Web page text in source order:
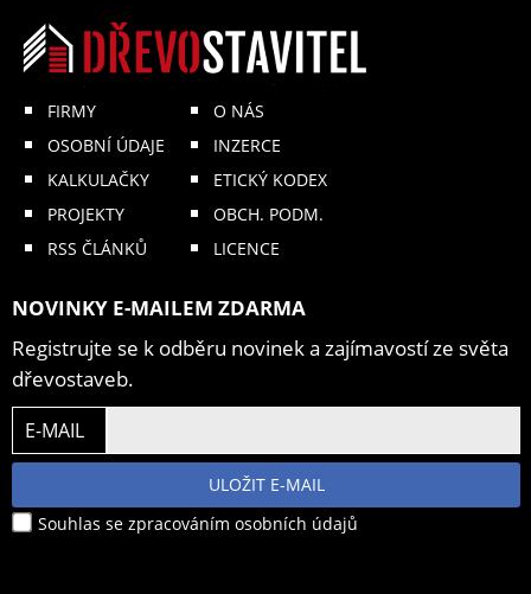
FIRMY
OSOBNÍ ÚDAJE
KALKULAČKY
PROJEKTY
RSS ČLÁNKŮ
O NÁS
INZERCE
ETICKÝ KODEX
OBCH. PODM.
LICENCE
NOVINKY E-MAILEM ZDARMA
Registrujte se k odběru novinek a zajímavostí ze světa
dřevostaveb.
E-MAIL
ULOŽIT E-MAIL
Souhlas se zpracováním osobních údajů